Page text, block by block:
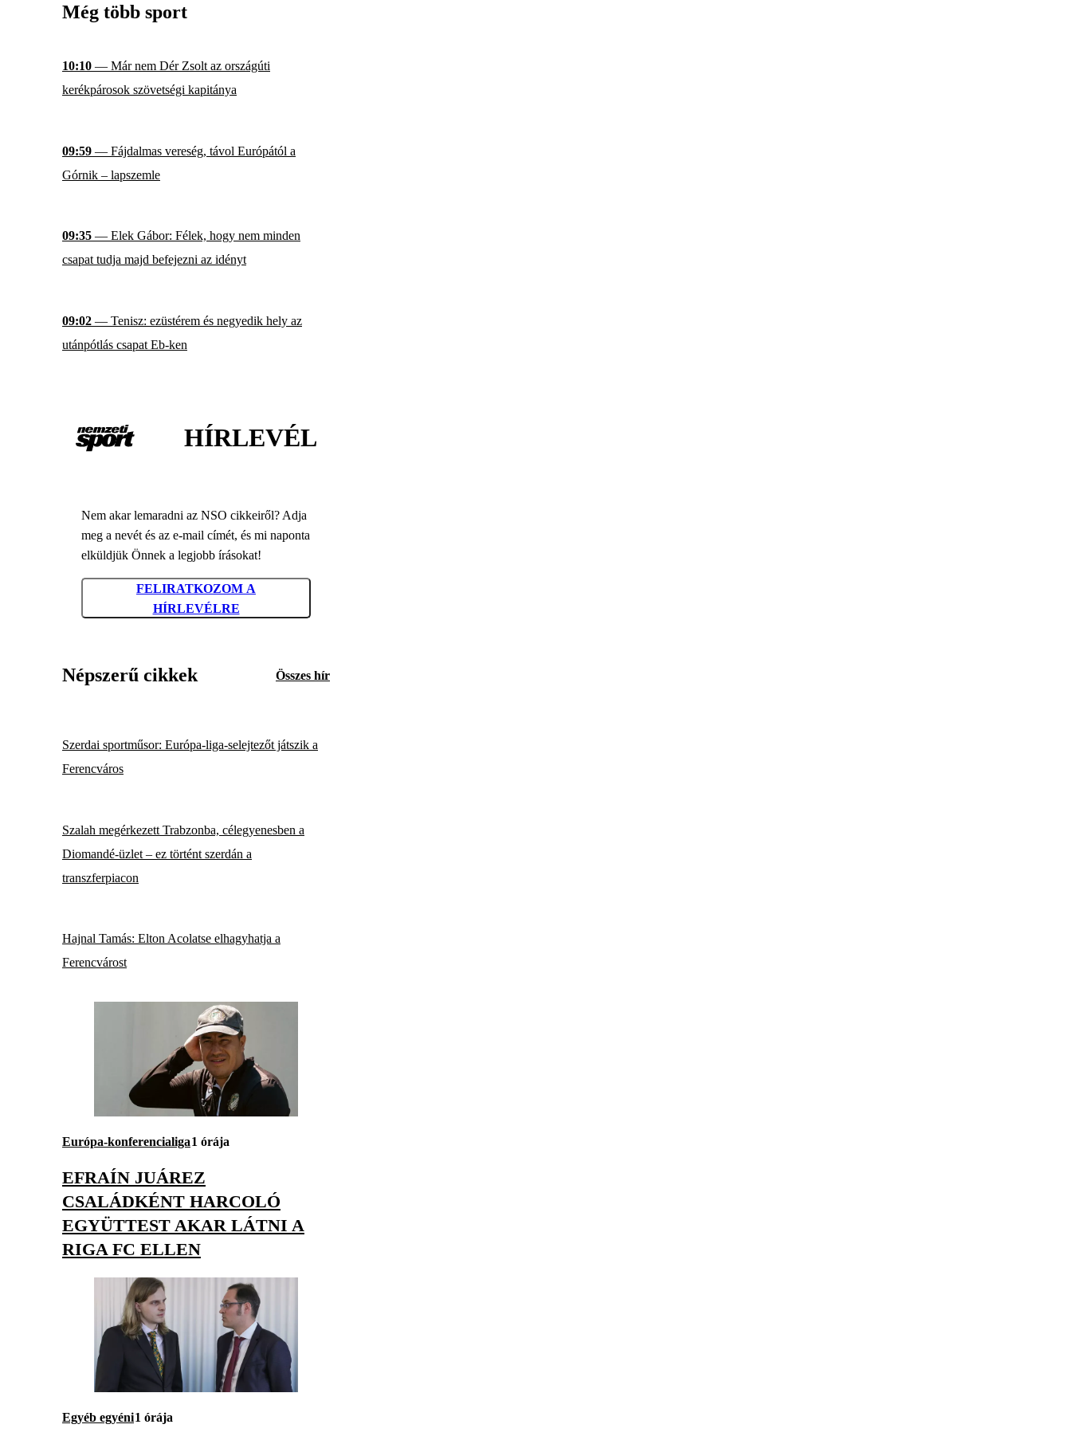
Még több sport
10:10 — Már nem Dér Zsolt az országúti
kerékpárosok szövetségi kapitánya
09:59 — Fájdalmas vereség, távol Európától a
Górnik – lapszemle
09:35 — Elek Gábor: Félek, hogy nem minden
csapat tudja majd befejezni az idényt
09:02 — Tenisz: ezüstérem és negyedik hely az
utánpótlás csapat Eb-ken
HÍRLEVÉL
Nem akar lemaradni az NSO cikkeiről? Adja
meg a nevét és az e-mail címét, és mi naponta
elküldjük Önnek a legjobb írásokat!
FELIRATKOZOM A
HÍRLEVÉLRE
Népszerű cikkek Összes hír
Szerdai sportműsor: Európa-liga-selejtezőt játszik a
Ferencváros
Szalah megérkezett Trabzonba, célegyenesben a
Diomandé-üzlet – ez történt szerdán a
transzferpiacon
Hajnal Tamás: Elton Acolatse elhagyhatja a
Ferencvárost
Európa-konferencialiga1 órája
EFRAÍN JUÁREZ
CSALÁDKÉNT HARCOLÓ
EGYÜTTEST AKAR LÁTNI A
RIGA FC ELLEN
Egyéb egyéni1 órája